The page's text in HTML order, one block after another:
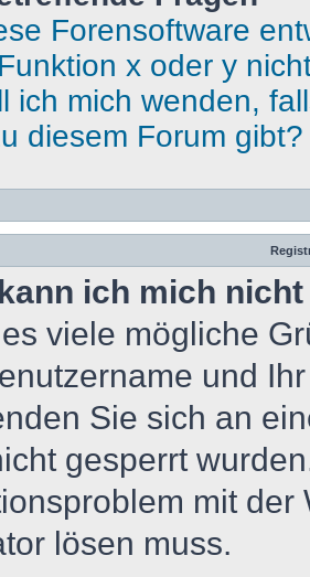
Forensoftware
x oder y
ich mich wenden,
diesem Forum gibt?
ich mich
viele mögliche
und
Sie sich an
gesperrt
mit
lösen muss.